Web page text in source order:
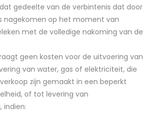
gedeelte van de verbintenis dat door
nagekomen op het moment van
met de volledige nakoming van de
geen kosten voor de uitvoering van
van water, gas of elektriciteit, die
zijn gemaakt in een beperkt
of tot levering van
indien: